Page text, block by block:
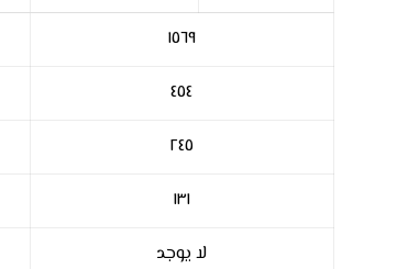
١٥٦٩
٤٥٤
٢٤٥
١٣١
لا يوجد